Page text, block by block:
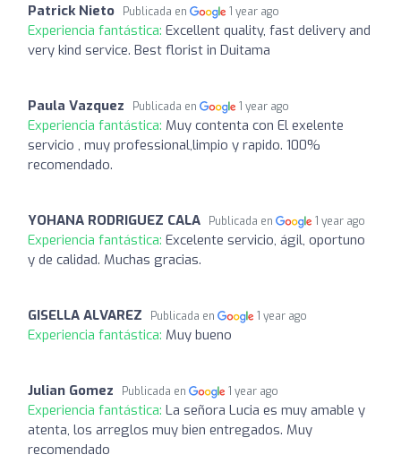
Patrick Nieto Publicada en 1 year ago
Experiencia fantástica: Excellent quality, fast delivery and
very kind service. Best florist in Duitama
Paula Vazquez Publicada en 1 year ago
Experiencia fantástica: Muy contenta con El exelente
servicio , muy professional,limpio y rapido. 100%
recomendado.
YOHANA RODRIGUEZ CALA Publicada en 1 year ago
Experiencia fantástica: Excelente servicio, ágil, oportuno
y de calidad. Muchas gracias.
GISELLA ALVAREZ Publicada en 1 year ago
Experiencia fantástica: Muy bueno
Julian Gomez Publicada en 1 year ago
Experiencia fantástica: La señora Lucia es muy amable y
atenta, los arreglos muy bien entregados. Muy
recomendado